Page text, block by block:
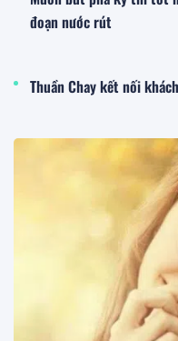
đoạn nước rút
Thuần Chay kết nối